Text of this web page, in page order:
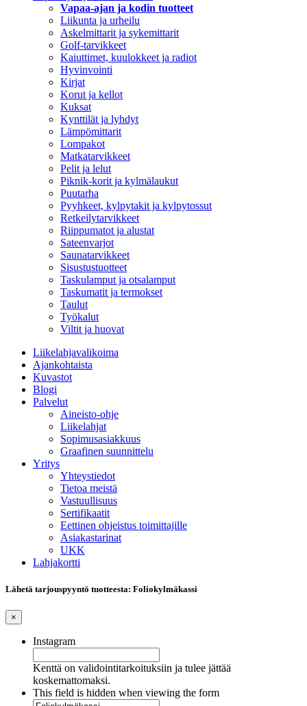
Vapaa-ajan ja kodin tuotteet
Liikunta ja urheilu
Askelmittarit ja sykemittarit
Golf-tarvikkeet
Kaiuttimet, kuulokkeet ja radiot
Hyvinvointi
Kirjat
Korut ja kellot
Kuksat
Kynttilät ja lyhdyt
Lämpömittarit
Lompakot
Matkatarvikkeet
Pelit ja lelut
Piknik-korit ja kylmälaukut
Puutarha
Pyyhkeet, kylpytakit ja kylpytossut
Retkeilytarvikkeet
Riippumatot ja alustat
Sateenvarjot
Saunatarvikkeet
Sisustustuotteet
Taskulamput ja otsalamput
Taskumatit ja termokset
Taulut
Työkalut
Viltit ja huovat
Liikelahjavalikoima
Ajankohtaista
Kuvastot
Blogi
Palvelut
Aineisto-ohje
Liikelahjat
Sopimusasiakkuus
Graafinen suunnittelu
Yritys
Yhteystiedot
Tietoa meistä
Vastuullisuus
Sertifikaatit
Eettinen ohjeistus toimittajille
Asiakastarinat
UKK
Lahjakortti
Lähetä tarjouspyyntö tuotteesta: Foliokylmäkassi
×
Instagram
Kenttä on validointitarkoituksiin ja tulee jättää
koskemattomaksi.
This field is hidden when viewing the form